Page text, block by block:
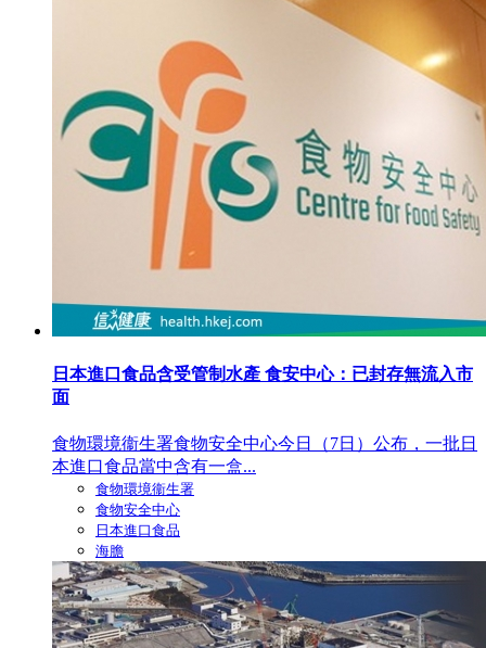
日本進口食品含受管制水產 食安中心：已封存無流入市
面
食物環境衞生署食物安全中心今日（7日）公布，一批日
本進口食品當中含有一盒...
食物環境衞生署
食物安全中心
日本進口食品
海膽